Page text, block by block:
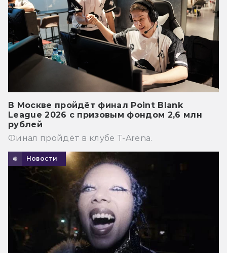
В Москве пройдёт финал Point Blank
League 2026 с призовым фондом 2,6 млн
рублей
Финал пройдёт в клубе T-Arena.
Новости